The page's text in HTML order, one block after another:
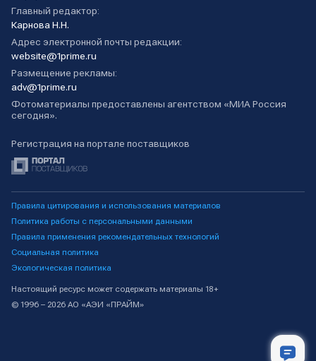
Главный редактор:
Карнова Н.Н.
Адрес электронной почты редакции:
website@1prime.ru
Размещение рекламы:
adv@1prime.ru
Фотоматериалы предоставлены агентством «МИА Россия
сегодня».
Регистрация на портале поставщиков
Правила цитирования и использования материалов
Политика работы с персональными данными
Правила применения рекомендательных технологий
Социальная политика
Экологическая политика
Настоящий ресурс может содержать материалы 18+
© 1996 – 2026 АО «АЭИ «ПРАЙМ»